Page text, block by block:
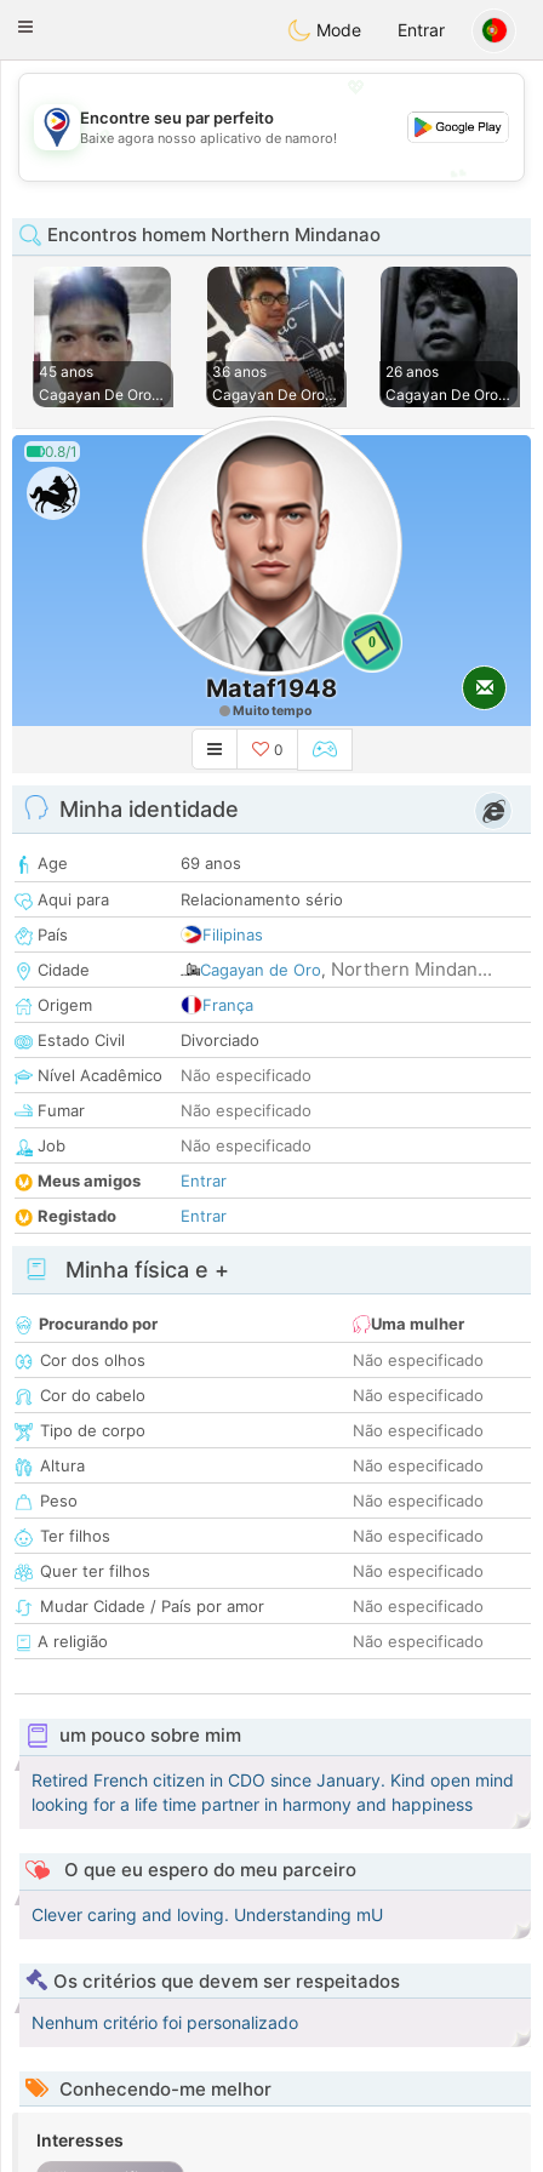
PhilippinesChat
Toggle
Mode Entrar
💖
💕
Encontre seu par perfeito
Baixe agora nosso aplicativo de namoro!
Encontros homem Northern Mindanao
45 anos
Cagayan De Oro Cit
36 anos
Cagayan De Oro Cit
26 anos
Cagayan De Oro Cit
0.8/1
0
Mataf1948
Muito tempo
0
Minha identidade
Age
69 anos
Aqui para
Relacionamento sério
País
Filipinas
Cidade
Cagayan de Oro, Northern Mindan...
Origem
França
Estado Civil
Divorciado
Nível Acadêmico
Não especificado
Fumar
Não especificado
Job
Não especificado
Meus amigos
Entrar
Registado
Entrar
Minha física e +
Procurando por
Uma mulher
Cor dos olhos
Não especificado
Cor do cabelo
Não especificado
Tipo de corpo
Não especificado
Altura
Não especificado
Peso
Não especificado
Ter filhos
Não especificado
Quer ter filhos
Não especificado
Mudar Cidade / País por amor
Não especificado
A religião
Não especificado
um pouco sobre mim
Retired French citizen in CDO since January. Kind open mind
looking for a life time partner in harmony and happiness
O que eu espero do meu parceiro
Clever caring and loving. Understanding mU
Os critérios que devem ser respeitados
Nenhum critério foi personalizado
Conhecendo-me melhor
Interesses